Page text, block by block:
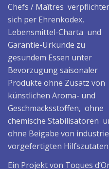
Chefs / Maîtres
sich per Ehrenkodex,
Lebensmittel-Charta und
Garantie-Urkunde zu
gesundem Essen unter
Bevorzugung saisonaler
Produkte ohne Zusatz von
künstlichen Aroma- und
Geschmacksstoffen, ohne
chemische Stabilisatoren
ohne Beigabe von
vorgefertigten Hilfszutaten.
Ein Projekt von Toques